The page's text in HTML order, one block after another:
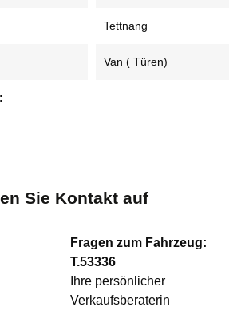
Tettnang
Van ( Türen)
Sie Kontakt auf
Fragen zum Fahrzeug:
T.53336
Ihre persönlicher
Verkaufsberaterin